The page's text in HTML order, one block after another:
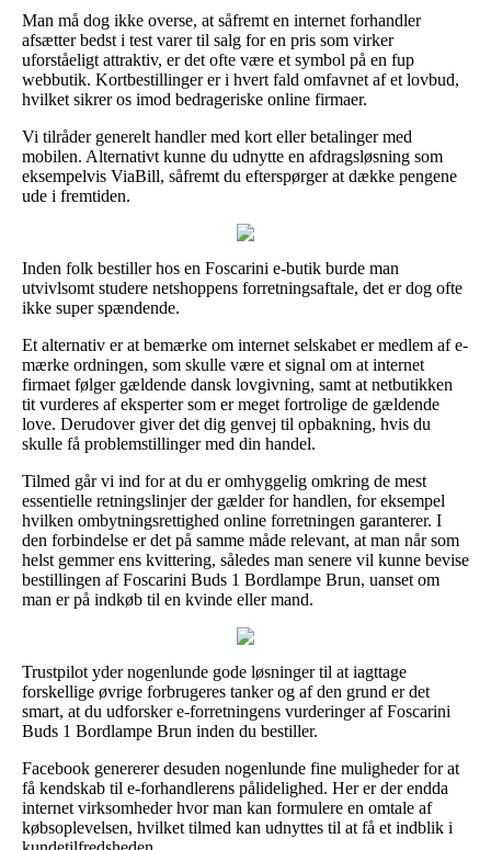
Man må dog ikke overse, at såfremt en internet forhandler
afsætter bedst i test varer til salg for en pris som virker
uforståeligt attraktiv, er det ofte være et symbol på en fup
webbutik. Kortbestillinger er i hvert fald omfavnet af et lovbud,
hvilket sikrer os imod bedrageriske online firmaer.
Vi tilråder generelt handler med kort eller betalinger med
mobilen. Alternativt kunne du udnytte en afdragsløsning som
eksempelvis ViaBill, såfremt du efterspørger at dække pengene
ude i fremtiden.
Inden folk bestiller hos en Foscarini e-butik burde man
utvivlsomt studere netshoppens forretningsaftale, det er dog ofte
ikke super spændende.
Et alternativ er at bemærke om internet selskabet er medlem af e-
mærke ordningen, som skulle være et signal om at internet
firmaet følger gældende dansk lovgivning, samt at netbutikken
tit vurderes af eksperter som er meget fortrolige de gældende
love. Derudover giver det dig genvej til opbakning, hvis du
skulle få problemstillinger med din handel.
Tilmed går vi ind for at du er omhyggelig omkring de mest
essentielle retningslinjer der gælder for handlen, for eksempel
hvilken ombytningsrettighed online forretningen garanterer. I
den forbindelse er det på samme måde relevant, at man når som
helst gemmer ens kvittering, således man senere vil kunne bevise
bestillingen af Foscarini Buds 1 Bordlampe Brun, uanset om
man er på indkøb til en kvinde eller mand.
Trustpilot yder nogenlunde gode løsninger til at iagttage
forskellige øvrige forbrugeres tanker og af den grund er det
smart, at du udforsker e-forretningens vurderinger af Foscarini
Buds 1 Bordlampe Brun inden du bestiller.
Facebook genererer desuden nogenlunde fine muligheder for at
få kendskab til e-forhandlerens pålidelighed. Her er der endda
internet virksomheder hvor man kan formulere en omtale af
købsoplevelsen, hvilket tilmed kan udnyttes til at få et indblik i